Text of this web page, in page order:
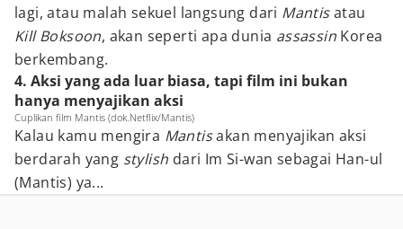
lagi, atau malah sekuel langsung dari Mantisatau
Kill Boksoon, akan seperti apa dunia assassin Korea
berkembang.
4. Aksi yang ada luar biasa, tapi film ini bukan
hanya menyajikan aksi
Cuplikan film Mantis (dok.Netflix/Mantis)
Kalau kamu mengira Mantisakan menyajikan aksi
berdarah yang stylish dari Im Si-wan sebagai Han-ul
(Mantis) ya...